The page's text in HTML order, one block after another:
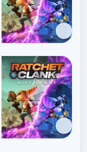
برای افزودن وارد شوید
برای افزودن وارد شوید